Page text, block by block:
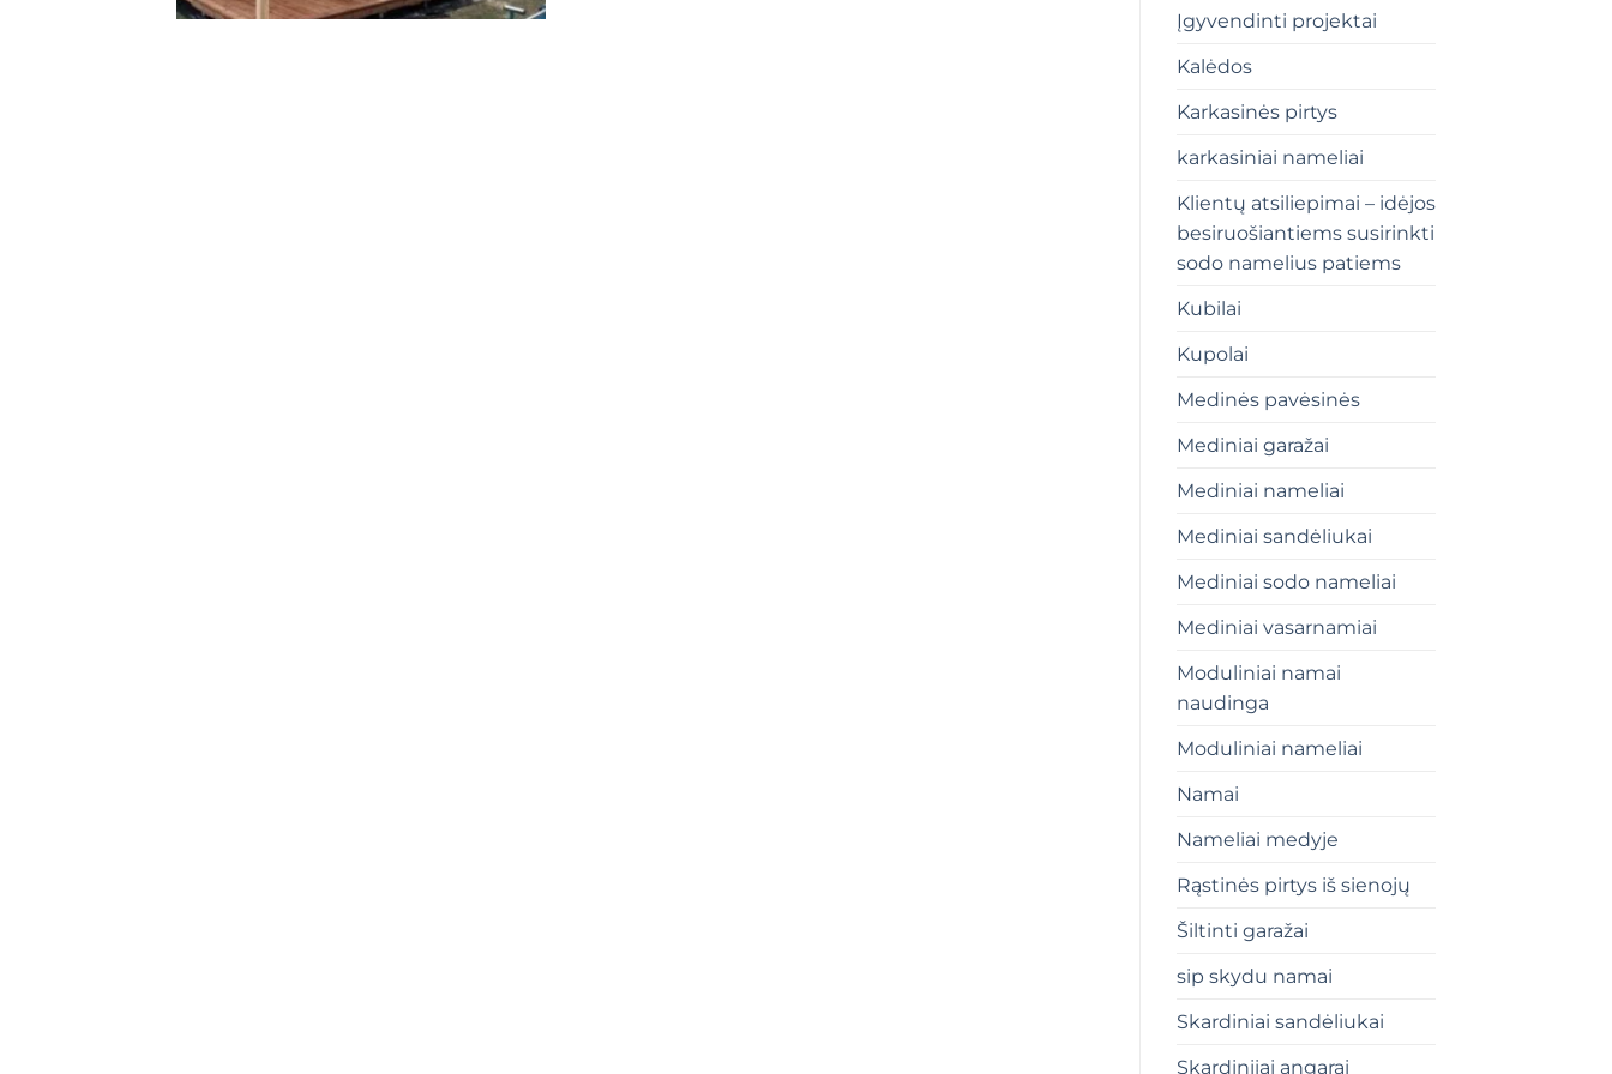
Įgyvendinti projektai
Kalėdos
Karkasinės pirtys
karkasiniai nameliai
Klientų atsiliepimai – idėjos
besiruošiantiems susirinkti
sodo namelius patiems
Kubilai
Kupolai
Medinės pavėsinės
Mediniai garažai
Mediniai nameliai
Mediniai sandėliukai
Mediniai sodo nameliai
Mediniai vasarnamiai
Moduliniai namai
naudinga
Moduliniai nameliai
Namai
Nameliai medyje
Rąstinės pirtys iš sienojų
Šiltinti garažai
sip skydu namai
Skardiniai sandėliukai
Skardiniiai angarai